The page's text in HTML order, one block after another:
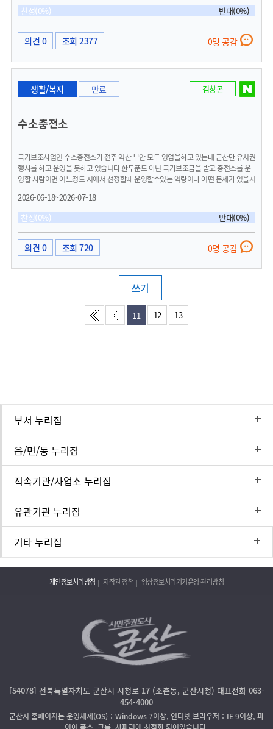
찬성(0%)
반대(0%)
의견 0 조회 2377 0명 공감
생활/복지 만료 김창곤
수소충전소
국가보조사업인 수소충전소가 전주 익산 부안 모두 영업을하고 있는데 군산만 유치권
행사를 하고 운영을 못하고 있습니다.한두푼도 아닌 국가보조금을 받고 충전소를 운
영할 사람이면 어느정도 시에서 선정할때 운영할수있는 역량이나 어떤 문제가 있을시
업자와에문제가 있어서 다 져놓고 준공을 못내고 있는지 궁금합니다.2월에 준공난다
고 인터넷에 떠있고 해서 수소차를 신청해서 타고 있는데 군산시민으로서 너무 불편
하내요.어느정도 때가되면 해결될거라 넘겼는데 이건 아닌것 같아요.군산 시민으로서
다른충전소에서 충전할때마다 그곳직원들한테 이제는 창피합니다.왜이러고 있는지
좀 알고싶네요.
2026-06-18~2026-07-18
찬성(0%)
반대(0%)
의견 0 조회 720 0명 공감
11 12 13
쓰기
부서 누리집
읍/면/동 누리집
직속기관/사업소 누리집
유관기관 누리집
기타 누리집
개인정보처리방침 저작권 정책 영상정보처리기기운영·관리방침
[54078] 전북특별자치도 군산시 시청로 17 (조촌동, 군산시청) 대표전화 063-
454-4000
군산시 홈페이지는 운영체제(OS)：Windows 7이상, 인터넷 브라우저：IE 9이상, 파